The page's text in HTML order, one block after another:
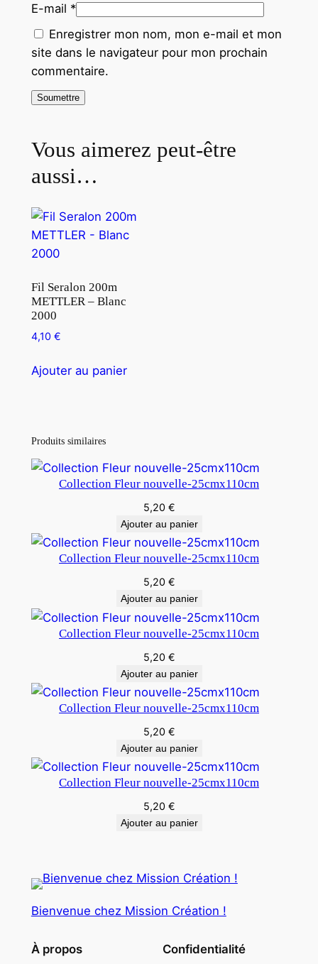
E-mail *
Enregistrer mon nom, mon e-mail et mon
site dans le navigateur pour mon prochain
commentaire.
Vous aimerez peut-être
aussi…
Fil Seralon 200m
METTLER – Blanc
2000
4,10 €
Ajouter au panier
Produits similaires
Collection Fleur nouvelle-25cmx110cm
5,20 €
Ajouter au panier
Collection Fleur nouvelle-25cmx110cm
5,20 €
Ajouter au panier
Collection Fleur nouvelle-25cmx110cm
5,20 €
Ajouter au panier
Collection Fleur nouvelle-25cmx110cm
5,20 €
Ajouter au panier
Collection Fleur nouvelle-25cmx110cm
5,20 €
Ajouter au panier
Bienvenue chez Mission Création !
À propos Confidentialité